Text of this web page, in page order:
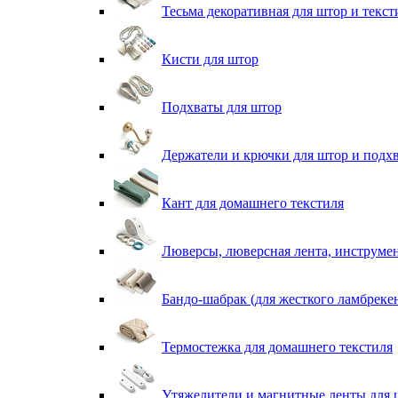
Тесьма декоративная для штор и
Кисти для штор
Подхваты для штор
Держатели и крючки для штор и
Кант для домашнего текстиля
Люверсы, люверсная лента,
Бандо-шабрак (для жесткого
Термостежка для домашнего текстиля
Утяжелители и магнитные ленты для